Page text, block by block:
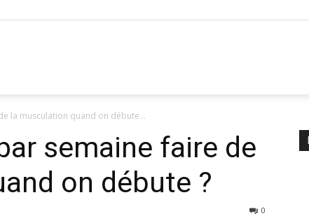
la musculation quand on débute...
semaine faire de
on débute ?
0